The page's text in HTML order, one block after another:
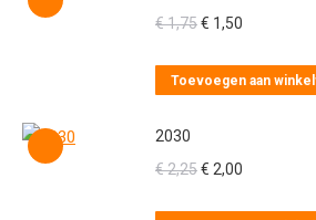
€1,75Oorspronkelijke
was:
€ 1,50
is:
Toevoegen aan
2030
€2,25Oorspronkelijke
€ 2,00